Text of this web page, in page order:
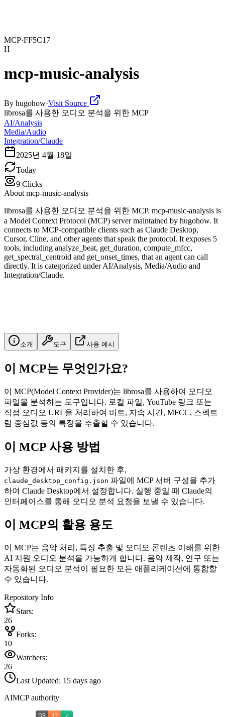
MCP·FF5C17
H
mcp-music-analysis
By hugohow·Visit Source
librosa를 사용한 오디오 분석을 위한 MCP
AI/Analysis
Media/Audio
Integration/Claude
2025년 4월 18일
Today
9 Clicks
About mcp-music-analysis
librosa를 사용한 오디오 분석을 위한 MCP. mcp-music-analysis is
a Model Context Protocol (MCP) server maintained by hugohow. It
connects to MCP-compatible clients such as Claude Desktop,
Cursor, Cline, and other agents that speak the protocol. It exposes 5
tools, including analyze_beat, get_duration, compute_mfcc,
get_spectral_centroid and get_onset_times, that an agent can call
directly. It is categorized under AI/Analysis, Media/Audio and
Integration/Claude.
소개 도구 사용 예시
이 MCP는 무엇인가요?
이 MCP(Model Context Provider)는 librosa를 사용하여 오디오
파일을 분석하는 도구입니다. 로컬 파일, YouTube 링크 또는
직접 오디오 URL을 처리하여 비트, 지속 시간, MFCC, 스펙트
럼 중심값 등의 특징을 추출할 수 있습니다.
이 MCP 사용 방법
가상 환경에서 패키지를 설치한 후,
claude_desktop_config.json 파일에 MCP 서버 구성을 추가
하여 Claude Desktop에서 설정합니다. 실행 중일 때 Claude의
인터페이스를 통해 오디오 분석 요청을 보낼 수 있습니다.
이 MCP의 활용 용도
이 MCP는 음악 처리, 특징 추출 및 오디오 콘텐츠 이해를 위한
AI 지원 오디오 분석을 가능하게 합니다. 음악 제작, 연구 또는
자동화된 오디오 분석이 필요한 모든 애플리케이션에 통합할
수 있습니다.
Repository Info
Stars:
26
Forks:
10
Watchers:
26
Last Updated: 15 days ago
AIMCP authority